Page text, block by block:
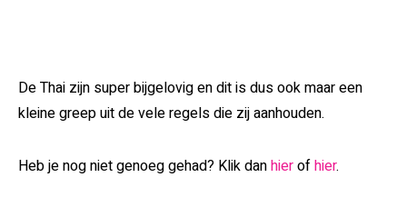
De Thai zijn super bijgelovig en dit is dus ook maar een
kleine greep uit de vele regels die zij aanhouden.
Heb je nog niet genoeg gehad? Klik danhierofhier.